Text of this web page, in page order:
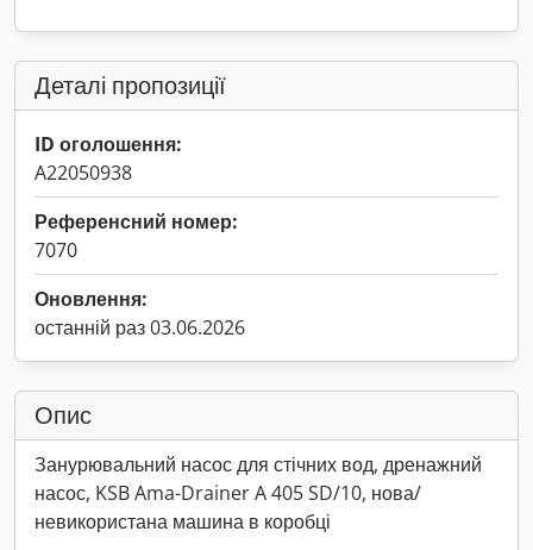
Деталі пропозиції
ID оголошення:
A22050938
Референсний номер:
7070
Оновлення:
останній раз 03.06.2026
Опис
Занурювальний насос для стічних вод, дренажний
насос, KSB Ama-Drainer A 405 SD/10, нова/
невикористана машина в коробці